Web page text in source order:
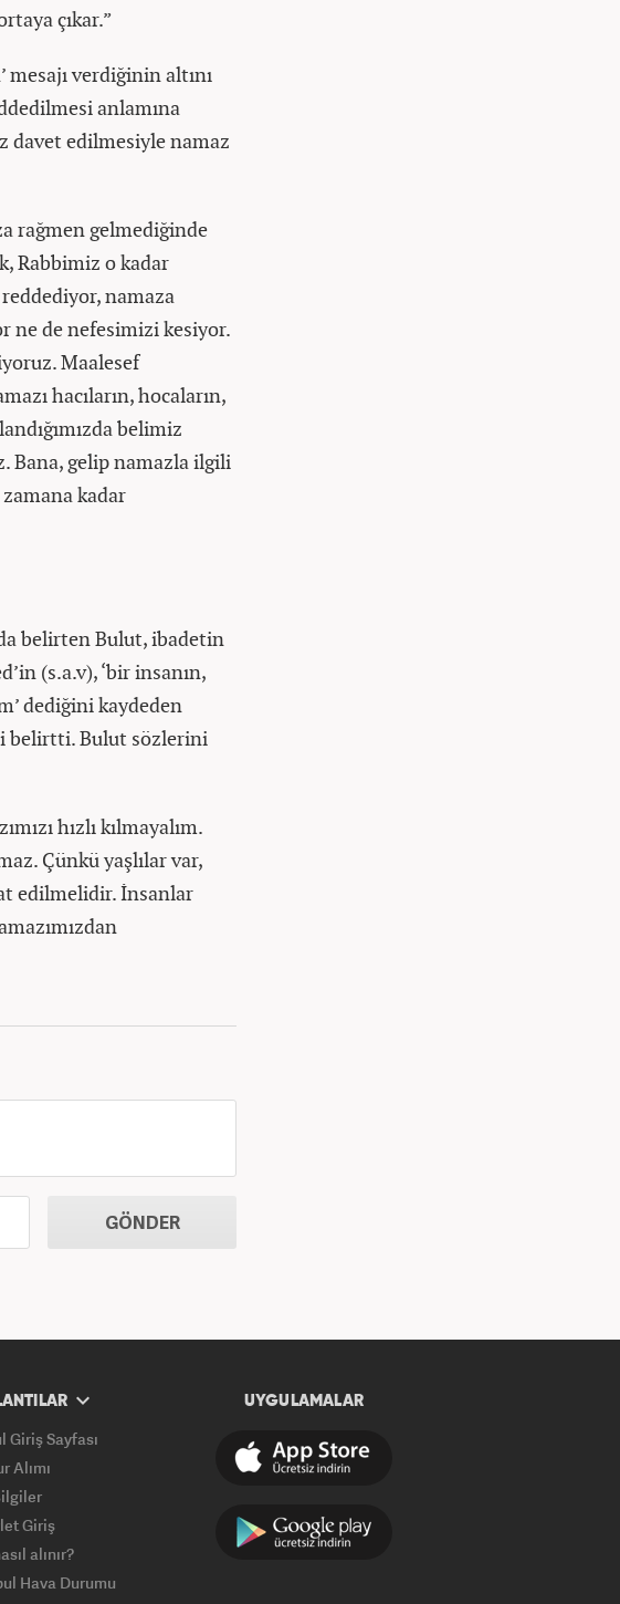
çıkar.”
mesajı verdiğinin altını
anlamına
davet edilmesiyle namaz
rağmen gelmediğinde
Rabbimiz o kadar
namaza
ne de nefesimizi kesiyor.
Maalesef
hacıların, hocaların,
belimiz
Bana, gelip namazla ilgili
kadar
belirten Bulut, ibadetin
(s.a.v), ‘bir insanın,
dediğini kaydeden
belirtti. Bulut sözlerini
hızlı kılmayalım.
Çünkü yaşlılar var,
edilmelidir. İnsanlar
GÖNDER
Giriş Sayfası
Alımı
Giriş
alınır?
Hava Durumu
UYGULAMALAR